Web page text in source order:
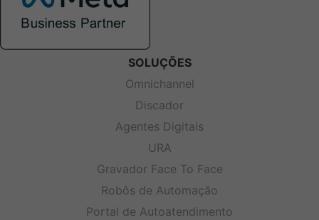
SOLUÇÕES
Omnichannel
Discador
Agentes Digitais
URA
Gravador Face To Face
Robôs de Automação
Portal de Autoatendimento